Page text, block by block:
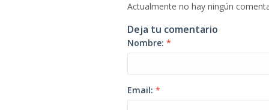
Actualmente no hay ningún
Deja tu comentario
Nombre: *
Email: *